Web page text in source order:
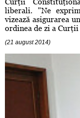
Curţii
liberali. "Ne
vizează asigurarea
ordinea de zi a
(21 august 2014)